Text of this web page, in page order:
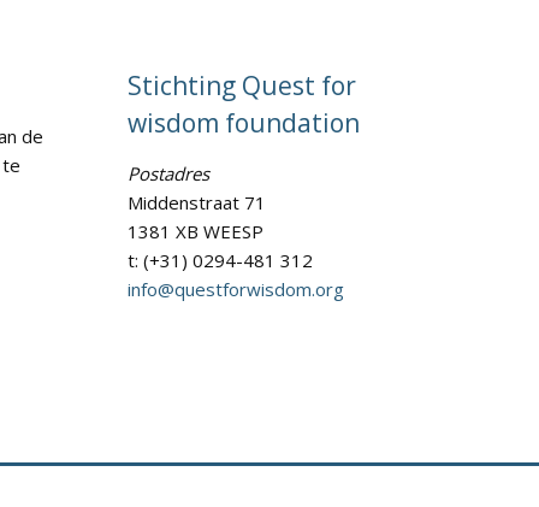
de
Stichting Quest for
wisdom foundation
Postadres
Middenstraat 71
1381 XB WEESP
t: (+31) 0294-481 312
info@questforwisdom.org